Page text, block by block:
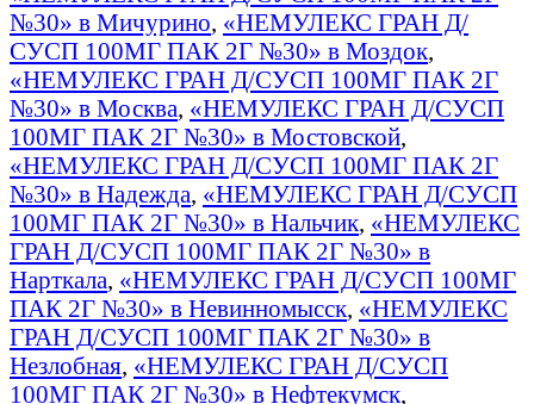
№30» в Мичурино, «НЕМУЛЕКС ГРАН Д/
СУСП 100МГ ПАК 2Г №30» в Моздок,
«НЕМУЛЕКС ГРАН Д/СУСП 100МГ ПАК 2Г
№30» в Москва, «НЕМУЛЕКС ГРАН Д/СУСП
100МГ ПАК 2Г №30» в Мостовской,
«НЕМУЛЕКС ГРАН Д/СУСП 100МГ ПАК 2Г
№30» в Надежда, «НЕМУЛЕКС ГРАН Д/СУСП
100МГ ПАК 2Г №30» в Нальчик, «НЕМУЛЕКС
ГРАН Д/СУСП 100МГ ПАК 2Г №30» в
Нарткала, «НЕМУЛЕКС ГРАН Д/СУСП 100МГ
ПАК 2Г №30» в Невинномысск, «НЕМУЛЕКС
ГРАН Д/СУСП 100МГ ПАК 2Г №30» в
Незлобная, «НЕМУЛЕКС ГРАН Д/СУСП
100МГ ПАК 2Г №30» в Нефтекумск,